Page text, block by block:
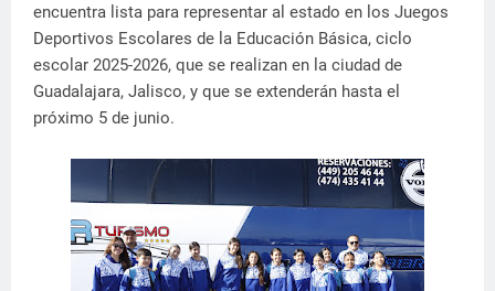
encuentra lista para representar al estado en los Juegos
Deportivos Escolares de la Educación Básica, ciclo
escolar 2025-2026, que se realizan en la ciudad de
Guadalajara, Jalisco, y que se extenderán hasta el
próximo 5 de junio.